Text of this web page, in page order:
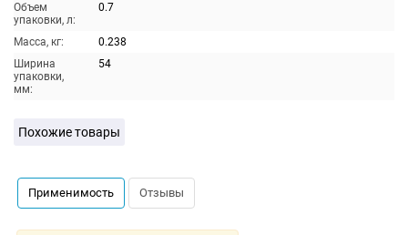
Объем
упаковки, л:
0.7
Масса, кг:
0.238
Ширина
упаковки,
мм:
54
Похожие товары
Применимость Отзывы